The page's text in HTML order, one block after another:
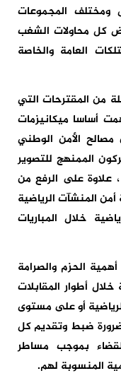
ومختلف المجموعات
كل محاولات الشغب
العامة والخاصة
من المقترحات التي
أساسا ميكانيزمات
مصالح الأمن الوطني
الممنهج للتصوير
علاوة على الرفع من
المنشآت الرياضية
خلال المباريات
الحزم والصرامة
أطوار المقابلات
أو على مستوى
ضبط وتقديم كل
بموجب مساطر
المنسوبة لهم.